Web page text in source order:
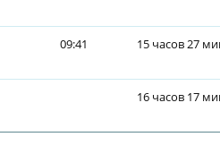
09:41 15 часов 27
16 часов 17